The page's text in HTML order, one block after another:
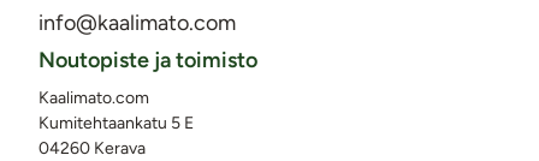
info@kaalimato.com
Noutopiste ja toimisto
Kaalimato.com
Kumitehtaankatu 5 E
04260 Kerava